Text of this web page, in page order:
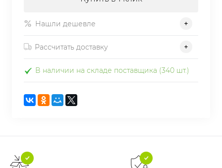
Нашли дешевле
Рассчитать доставку
В наличии на складе поставщика (340 шт.)